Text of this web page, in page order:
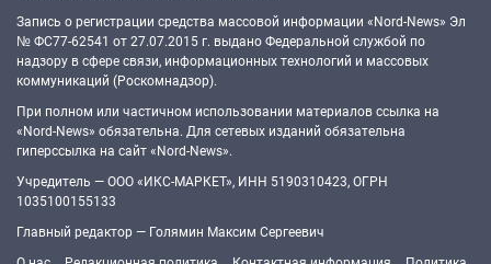
Запись о регистрации средства массовой информации «Nord-News» Эл
№ ФС77-62541 от 27.07.2015 г. выдано Федеральной службой по
надзору в сфере связи, информационных технологий и массовых
коммуникаций (Роскомнадзор).
При полном или частичном использовании материалов ссылка на
«Nord-News» обязательна. Для сетевых изданий обязательна
гиперссылка на сайт «Nord-News».
Учредитель — ООО «ИКС-МАРКЕТ», ИНН 5190310423, ОГРН
1035100155133
Главный редактор — Голямин Максим Сергеевич